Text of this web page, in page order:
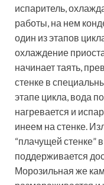
испаритель,
работы, на нем
один из этапов
охлаждение
начинает таять,
стенке в
этапе цикла, вода
нагревается и
инеем на стенке.
“плачущей стенке”
поддерживается
Морозильная же